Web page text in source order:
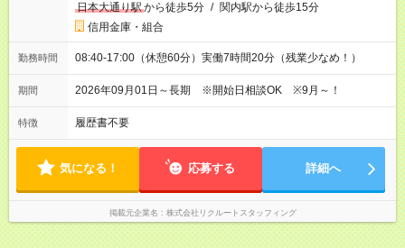
日本大通り駅から徒歩5分 / 関内駅から徒歩15分
信用金庫・組合
勤務時間 08:40-17:00（休憩60分）実働7時間20分（残業少なめ！）
期間 2026年09月01日～長期 ※開始日相談OK ※9月～！
特徴 履歴書不要
気になる！ 応募する 詳細へ
掲載元企業名 株式会社リクルートスタッフィング